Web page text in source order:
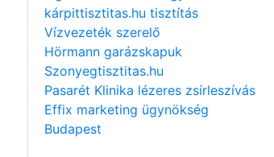
kárpittisztitas.hu tisztítás
Vízvezeték szerelő
Hörmann garázskapuk
Szonyegtisztitas.hu
Pasarét Klinika lézeres zsírleszívás
Effix marketing ügynökség
Budapest